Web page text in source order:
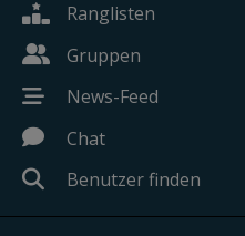
Ranglisten
Gruppen
News-Feed
Chat
Benutzer finden